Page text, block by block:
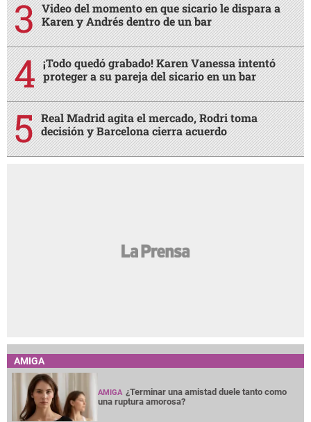
Video del momento en que sicario le dispara a
Karen y Andrés dentro de un bar
¡Todo quedó grabado! Karen Vanessa intentó
proteger a su pareja del sicario en un bar
Real Madrid agita el mercado, Rodri toma
decisión y Barcelona cierra acuerdo
AMIGA
AMIGA ¿Terminar una amistad duele tanto como
una ruptura amorosa?